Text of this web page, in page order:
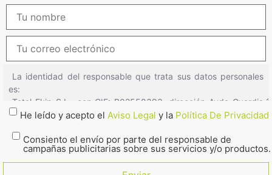
He leído y acepto el Aviso Legal y la Política De Privacidad
Consiento el envío por parte del responsable de
campañas publicitarias sobre sus servicios y/o productos.